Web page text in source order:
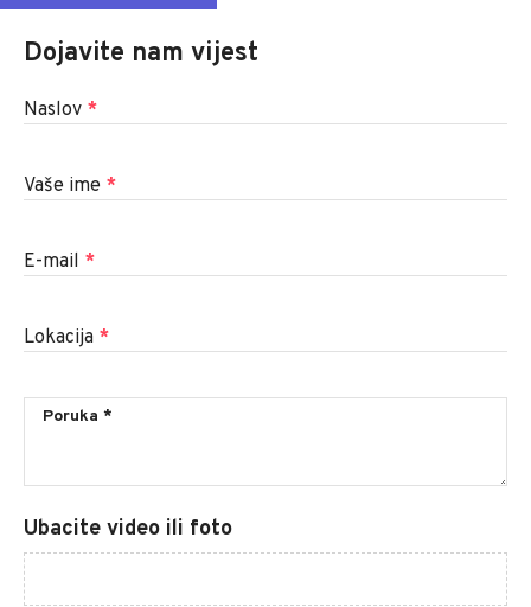
Dojavite nam vijest
Naslov *
Vaše ime *
E-mail *
Lokacija *
Ubacite video ili foto